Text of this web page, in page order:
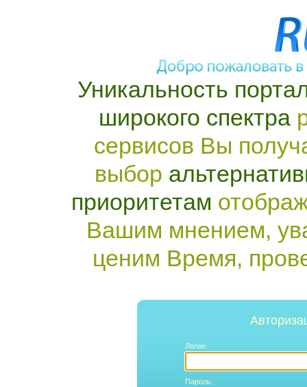
Уникальность
широкого спектра
сервисов Вы
выбор
приоритетам
Вашим мнением,
ценим Время,
Логин:
Пароль: